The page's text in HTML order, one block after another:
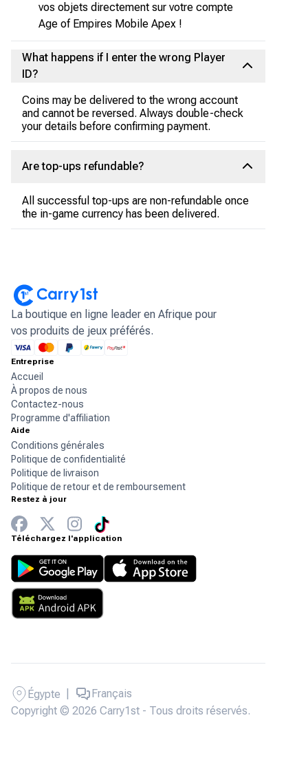
vos objets directement sur votre compte
Age of Empires Mobile Apex !
What happens if I enter the wrong Player
ID?
Coins may be delivered to the wrong account
and cannot be reversed. Always double-check
your details before confirming payment.
Are top-ups refundable?
All successful top-ups are non-refundable once
the in-game currency has been delivered.
La boutique en ligne leader en Afrique pour
vos produits de jeux préférés.
Entreprise
Accueil
À propos de nous
Contactez-nous
Programme d'affiliation
Aide
Conditions générales
Politique de confidentialité
Politique de livraison
Politique de retour et de remboursement
Restez à jour
Téléchargez l'application
Copyright © 2026 Carry1st - Tous droits réservés.
Égypte Français